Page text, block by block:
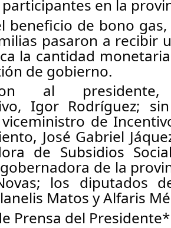
beneficio de bono
pasaron a recibir
la cantidad
de gobierno.
al
Igor Rodríguez;
de
José Gabriel
de Subsidios
de la
los diputados
Matos y Alfaris
Prensa del Presidente*